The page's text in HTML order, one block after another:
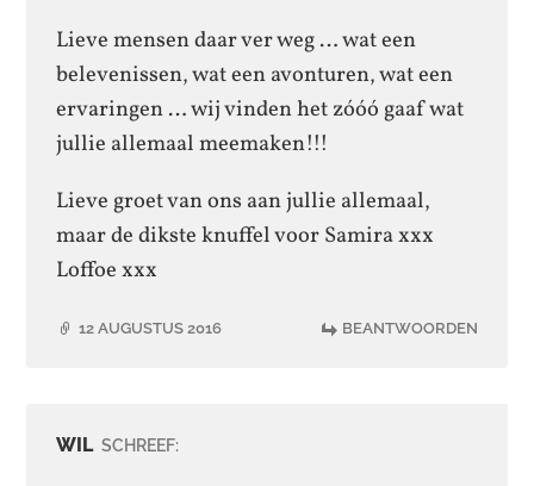
Lieve mensen daar ver weg … wat een
belevenissen, wat een avonturen, wat een
ervaringen … wij vinden het zóóó gaaf wat
jullie allemaal meemaken!!!
Lieve groet van ons aan jullie allemaal,
maar de dikste knuffel voor Samira xxx
Loffoe xxx
12 AUGUSTUS 2016 BEANTWOORDEN
WIL SCHREEF: